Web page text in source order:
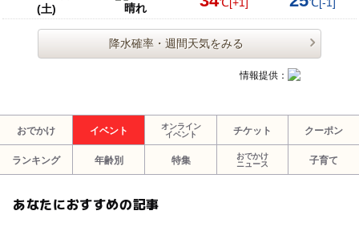
(土)
晴れ
降水確率・週間天気をみる
情報提供：
おでかけ イベント
オンライン
イベント
チケット クーポン
ランキング 年齢別 特集
おでかけ
ニュース
子育て
あなたにおすすめの記事